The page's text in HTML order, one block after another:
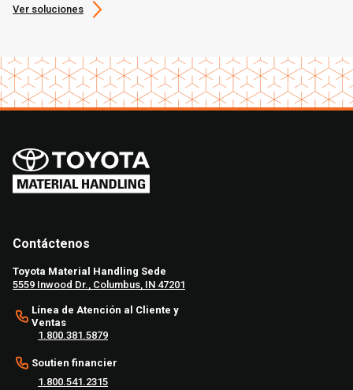
Ver soluciones
Contáctenos
Toyota Material Handling Sede
5559 Inwood Dr., Columbus, IN 47201
Línea de Atención al Cliente y
Ventas
1.800.381.5879
Soutien financier
1.800.541.2315